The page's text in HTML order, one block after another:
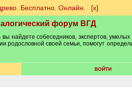
Бесплатно. Онлайн. [х]
форум ВГД
найдете собеседников, экспертов,
родословной своей семьи, помогут
ВОЙТИ